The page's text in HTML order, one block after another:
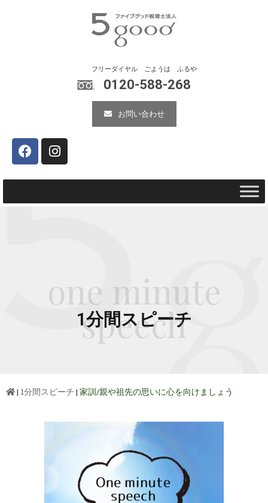
0120-588-268
お問い合わせ
1分間スピーチ
one minute
speech
| 1分間スピーチ | 家訓/親や祖先の思いに心を向けましょう